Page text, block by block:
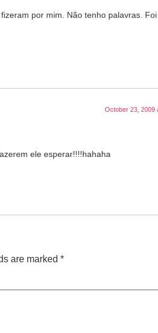
por mim. Não tenho palavras. Foi
October 23, 2009
ele esperar!!!!hahaha
are marked *